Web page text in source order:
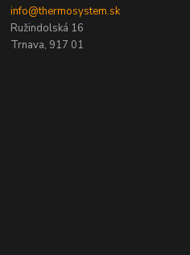
info@thermosystem.sk
Ružindolská 16
Trnava, 917 01